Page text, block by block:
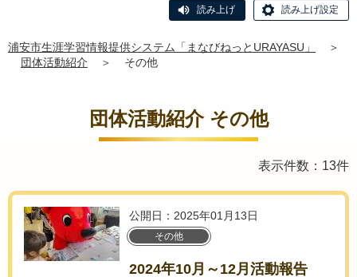
読み上げ 読み上げ設定
浦安市生涯学習情報提供システム「まなびねっとURAYASU」
＞
団体活動紹介
＞ その他
団体活動紹介 その他
表示件数：13件
公開日：2025年01月13日
その他
2024年10月～12月活動報告